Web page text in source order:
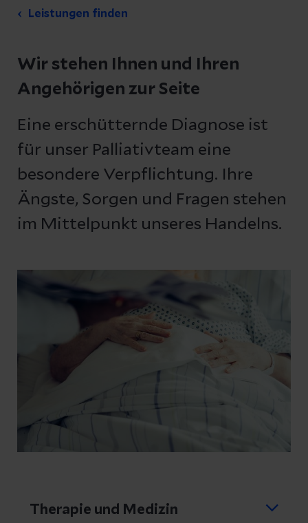
Leistungen finden
Wir stehen Ihnen und Ihren
Angehörigen zur Seite
Eine erschütternde Diagnose ist
für unser Palliativteam eine
besondere Verpflichtung. Ihre
Ängste, Sorgen und Fragen stehen
im Mittelpunkt unseres Handelns.
Therapie und Medizin